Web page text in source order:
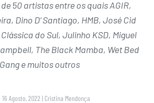
50 artistas entre os quais AGIR,
Dino D’ Santiago, HMB, José Cid
do Sul, Julinho KSD, Miguel
The Black Mamba, Wet Bed
Gang e muitos outros
16 Agosto, 2022 | Cristina Mendonça